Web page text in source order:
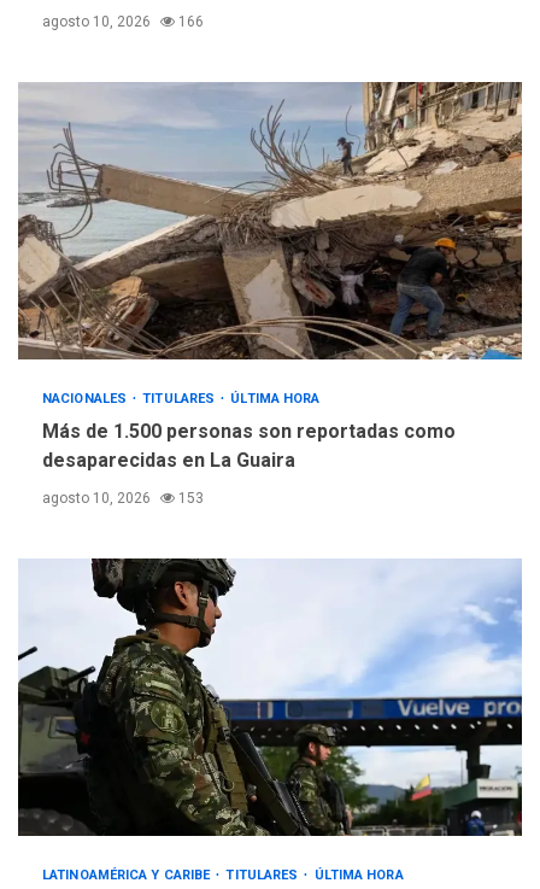
agosto 10, 2026 166
NACIONALES TITULARES ÚLTIMA HORA
Más de 1.500 personas son reportadas como
desaparecidas en La Guaira
agosto 10, 2026 153
LATINOAMÉRICA Y CARIBE TITULARES ÚLTIMA HORA